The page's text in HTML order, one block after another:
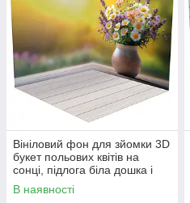
Вініловий фон для зйомки 3D
букет польових квітів на
сонці, підлога біла дошка і
тепле дерево, 50×50 см,
№58617
В наявності